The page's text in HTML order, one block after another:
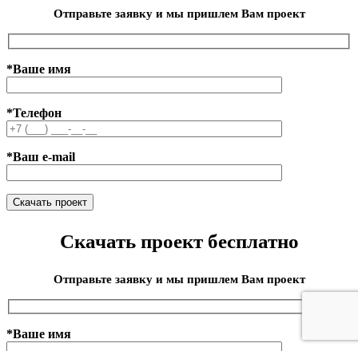
Отправьте заявку и мы пришлем Вам проект
*Ваше имя
*Телефон
*Ваш e-mail
Скачать проект бесплатно
Отправьте заявку и мы пришлем Вам проект
*Ваше имя